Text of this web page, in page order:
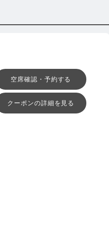
空席確認・予約する
クーポンの詳細を見る